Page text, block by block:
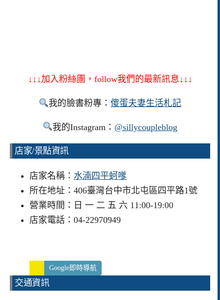
↓↓↓加入粉絲團，follow我們的最新訊息↓↓↓
我的臉書粉專：傻蛋夫妻生活札記
我的Instagram： @sillycoupleblog
店家/景點資訊
店家名稱： 水湳四平蚵嗲
所在地址：406臺灣台中市北屯區四平路1號
營業時間：日 一 二 五 六 11:00-19:00
店家電話：04-22970949
Google即時導航
交通資訊